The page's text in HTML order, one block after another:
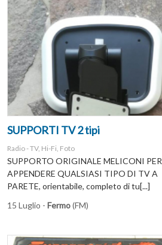
SUPPORTI TV 2 tipi
Radio - TV, Hi-Fi, Foto
SUPPORTO ORIGINALE MELICONI PER
APPENDERE QUALSIASI TIPO DI TV A
PARETE, orientabile, completo di tu[...]
15 Luglio - Fermo(FM)